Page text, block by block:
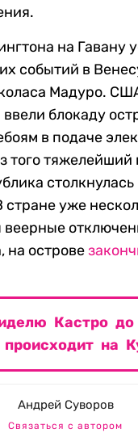
на Гавану
событий в
Мадуро.
блокаду
в подаче
того тяжелейший
стране уже
на острове
Кастро
на
Андрей Суворов
Связаться с автором